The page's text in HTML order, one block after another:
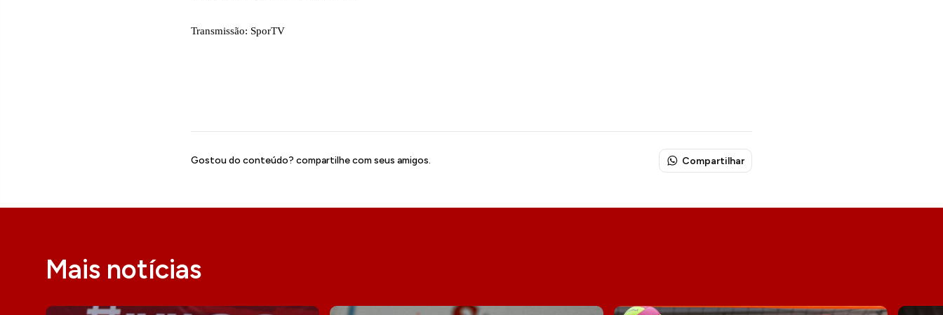
Transmissão: SporTV
Gostou do conteúdo? compartilhe com seus amigos. Compartilhar
Mais notícias